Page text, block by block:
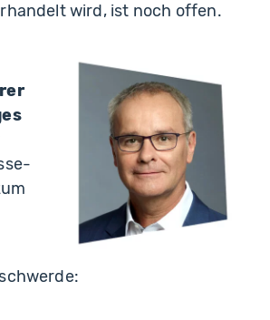
wird, ist noch offen.